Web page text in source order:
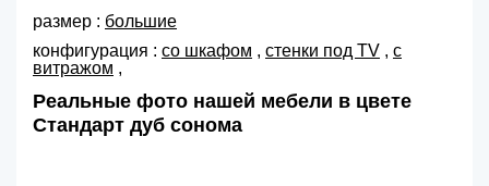
размер : большие
конфигурация : со шкафом , cтенки под TV , с
витражом ,
Реальные фото нашей мебели в цвете
Стандарт дуб сонома